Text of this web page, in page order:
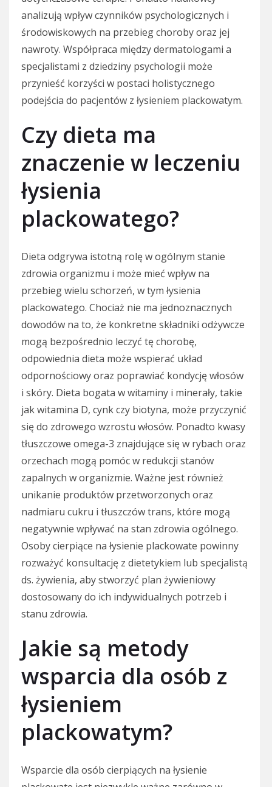
analizują wpływ czynników psychologicznych i
środowiskowych na przebieg choroby oraz jej
nawroty. Współpraca między dermatologami a
specjalistami z dziedziny psychologii może
przynieść korzyści w postaci holistycznego
podejścia do pacjentów z łysieniem plackowatym.
Czy dieta ma
znaczenie w leczeniu
łysienia
plackowatego?
Dieta odgrywa istotną rolę w ogólnym stanie
zdrowia organizmu i może mieć wpływ na
przebieg wielu schorzeń, w tym łysienia
plackowatego. Chociaż nie ma jednoznacznych
dowodów na to, że konkretne składniki odżywcze
mogą bezpośrednio leczyć tę chorobę,
odpowiednia dieta może wspierać układ
odpornościowy oraz poprawiać kondycję włosów
i skóry. Dieta bogata w witaminy i minerały, takie
jak witamina D, cynk czy biotyna, może przyczynić
się do zdrowego wzrostu włosów. Ponadto kwasy
tłuszczowe omega-3 znajdujące się w rybach oraz
orzechach mogą pomóc w redukcji stanów
zapalnych w organizmie. Ważne jest również
unikanie produktów przetworzonych oraz
nadmiaru cukru i tłuszczów trans, które mogą
negatywnie wpływać na stan zdrowia ogólnego.
Osoby cierpiące na łysienie plackowate powinny
rozważyć konsultację z dietetykiem lub specjalistą
ds. żywienia, aby stworzyć plan żywieniowy
dostosowany do ich indywidualnych potrzeb i
stanu zdrowia.
Jakie są metody
wsparcia dla osób z
łysieniem
plackowatym?
Wsparcie dla osób cierpiących na łysienie